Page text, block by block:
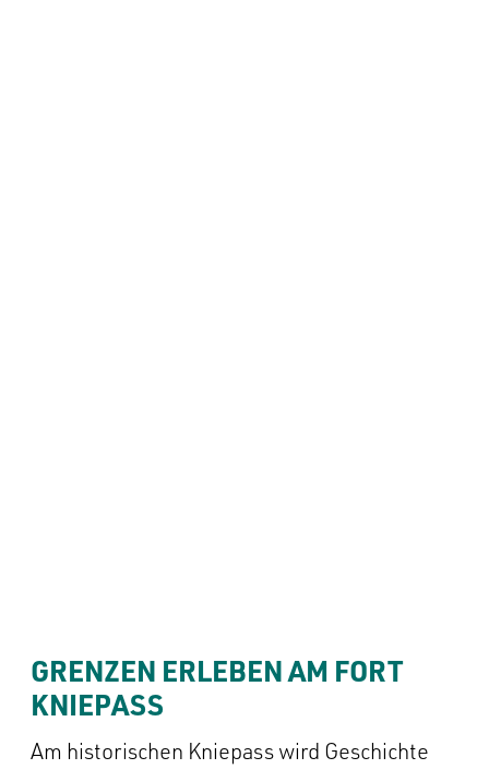
GRENZEN ERLEBEN AM FORT
KNIEPASS
Am historischen Kniepass wird Geschichte